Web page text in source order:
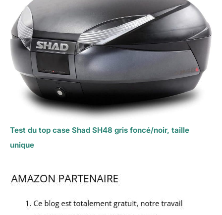
Test du top case Shad SH48 gris foncé/noir, taille
unique